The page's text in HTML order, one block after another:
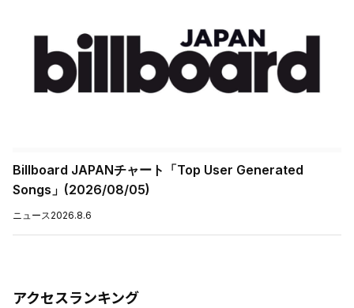
Billboard JAPANチャート「Top User Generated
Songs」(2026/08/05)
ニュース 2026.8.6
アクセスランキング